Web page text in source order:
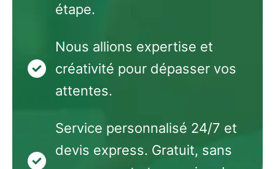
étape.
Nous allions expertise et
créativité pour dépasser vos
attentes.
Service personnalisé 24/7 et
devis express. Gratuit, sans